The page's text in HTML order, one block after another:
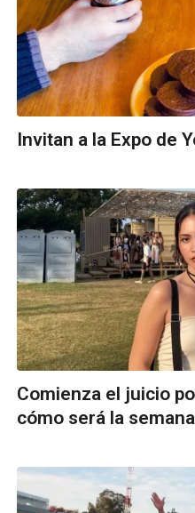
Invitan a la Expo de
Comienza el juicio
cómo será la